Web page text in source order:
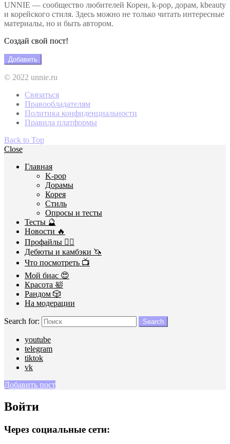
UNNIE — сообщество любителей Кореи, k-pop, дорам, kbeauty
и корейского стиля. Здесь можно не только читать интересные
материалы, но и быть автором.
Создай свой пост!
Добавить
© 2022 unnie.ru
Связаться
Правообладателям
Политика конфиденциальности
Правила платформы
Back to Top
Close
Главная
K-pop
Дорамы
Корея
Стиль
Опросы и тесты
Тесты 🔮
Новости 🔥
Профайлы 🕵️‍♀️
Дебюты и камбэки 🦄
Что посмотреть 📺
Мой биас 😍
Красота 🛀
Рандом 🎲
На модерации
Search for: Search
youtube
telegram
tiktok
vk
Добавить пост
Войти
Через социальные сети: